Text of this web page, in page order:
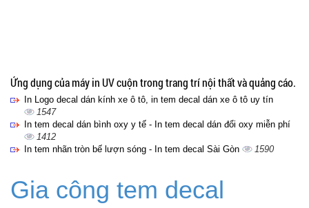
Ứng dụng của máy in UV cuộn trong trang trí nội thất và quảng cáo.
In Logo decal dán kính xe ô tô, in tem decal dán xe ô tô uy tín
1547
In tem decal dán bình oxy y tế - In tem decal dán đổi oxy miễn phí
1412
In tem nhãn tròn bế lượn sóng - In tem decal Sài Gòn
1590
Gia công tem decal